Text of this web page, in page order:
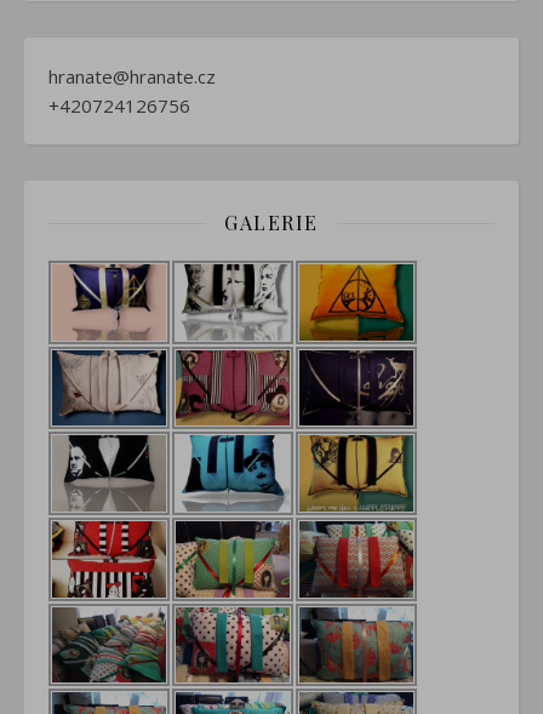
hranate@hranate.cz
+420724126756
GALERIE